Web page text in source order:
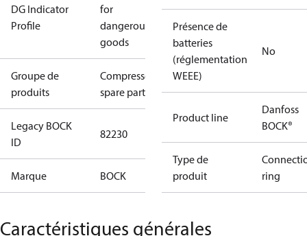
DG Indicator
Profile
for
dangerous
goods
Groupe de
produits
Compressors
spare parts
Legacy BOCK
ID
82230
Marque BOCK
Présence de
batteries
(réglementation
WEEE)
No
Product line
Danfoss
BOCK®
Type de
produit
ring
Caractéristiques générales